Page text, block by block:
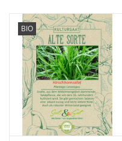
Saattiefe: Saatgut nur
Standort:
Sonnig bis halbschattig,
Boden, keine Staunässe.
BIO